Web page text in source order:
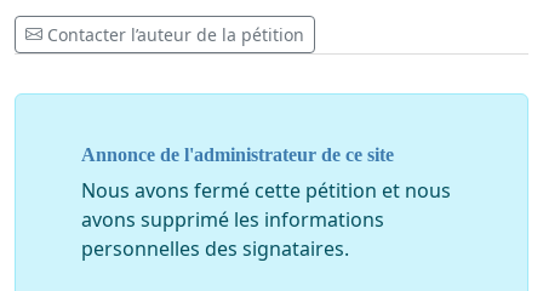
Contacter l’auteur de la pétition
Annonce de l'administrateur de ce site
Nous avons fermé cette pétition et nous
avons supprimé les informations
personnelles des signataires.